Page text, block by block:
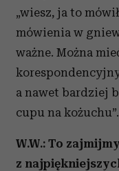
„wiesz, ja to
mówienia w
ważne. Można
a nawet bardziej
cupu na kożuchu”.
W.W.: To
z